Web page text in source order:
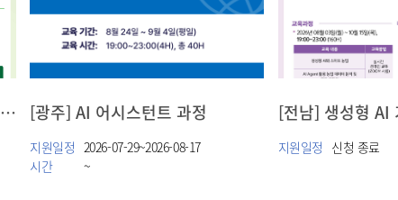
[전남] Google Cloud와 Agentic AI [광주] AI 어시스턴트 과정
지원일정 2026-07-29~2026-08-17
시간
~
지원일정 신청 종료